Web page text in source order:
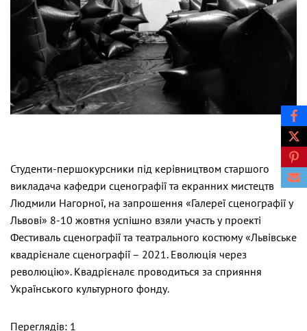
Студенти-першокурсники під керівництвом старшого
викладача кафедри сценографії та екранних мистецтв
Людмили Нагорної, на запрошення «Галереї сценографії у
Львові» 8-10 жовтня успішно взяли участь у проекті
Фестиваль сценографії та театрального костюму «Львівське
квадрієнале сценографії – 2021. Еволюція через
революцію». Квадрієналє проводиться за сприяння
Українського культурного фонду.
Переглядів: 1